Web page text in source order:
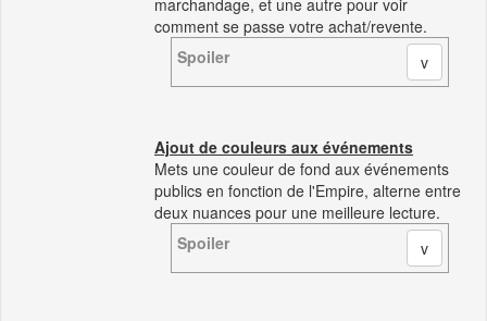
marchandage, et une autre pour voir
comment se passe votre achat/revente.
Spoiler
Ajout de couleurs aux événements
Mets une couleur de fond aux événements
publics en fonction de l'Empire, alterne entre
deux nuances pour une meilleure lecture.
Spoiler